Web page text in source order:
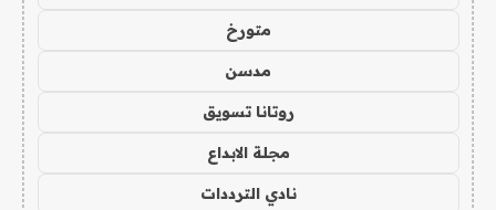
متورخ
مدسن
روتانا تسويق
مجلة الابداع
نادي الترددات